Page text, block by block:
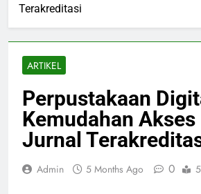
Terakreditasi
ARTIKEL
Perpustakaan
Kemudahan
Jurnal
Admin 5 Months Ago 0